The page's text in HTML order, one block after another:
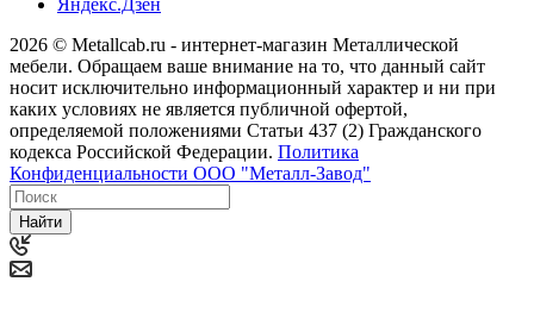
2026 © Metallcab.ru - интернет-магазин Металлической
мебели. Обращаем ваше внимание на то, что данный сайт
носит исключительно информационный характер и ни при
каких условиях не является публичной офертой,
определяемой положениями Статьи 437 (2) Гражданского
кодекса Российской Федерации. Политика
Конфиденциальности ООО "Металл-Завод"
Найти